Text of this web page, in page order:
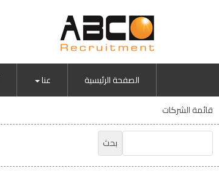
الصفحة الرئيسية عنا
قائمة الشركات